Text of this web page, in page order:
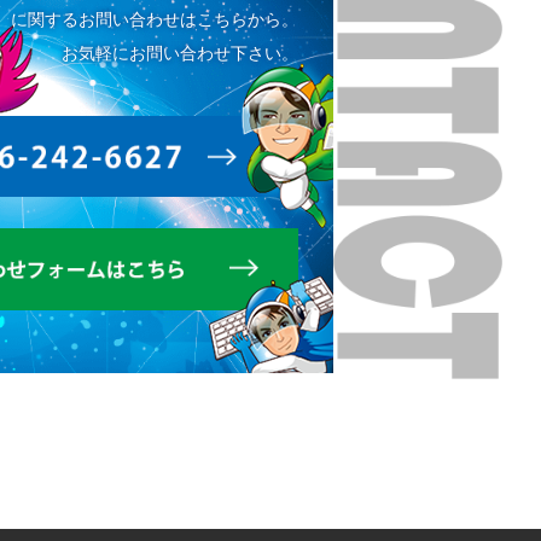
に関するお問い合わせはこちらから。
お気軽にお問い合わせ下さい。